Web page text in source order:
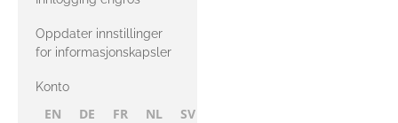
Oppdater innstillinger
for informasjonskapsler
Konto
EN DE FR NL SV